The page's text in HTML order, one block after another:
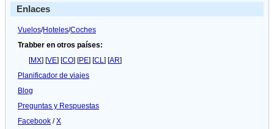
Enlaces
Vuelos/Hoteles/Coches
Trabber en otros países:
[MX] [VE] [CO] [PE] [CL] [AR]
Planificador de viajes
Blog
Preguntas y Respuestas
Facebook /X